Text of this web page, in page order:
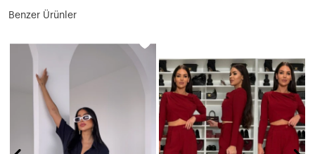
Benzer Ürünler